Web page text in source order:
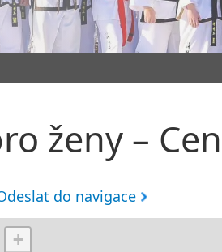
ženy –
do navigace
+